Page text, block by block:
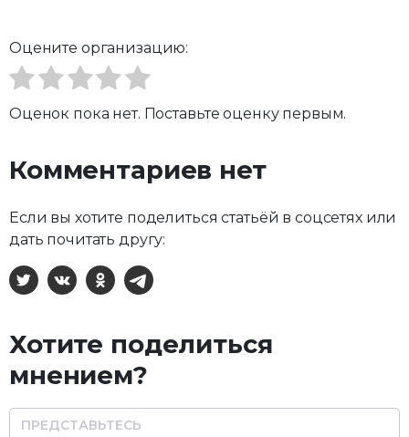
Оцените организацию:
Оценок пока нет. Поставьте оценку первым.
Комментариев нет
Если вы хотите поделиться статьёй в соцсетях или
дать почитать другу:
X ВКонтактеОдноклассники
Telegram
Хотите поделиться
мнением?
Name